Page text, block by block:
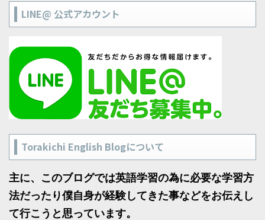
LINE@ 公式アカウント
Torakichi English Blogについて
主に、このブログでは英語学習の為に必要な学習方
法だったり僕自身が経験してきた事などをお伝えし
て行こうと思っています。